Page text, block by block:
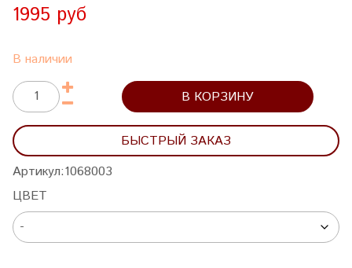
1995 руб
В наличии
В КОРЗИНУ
БЫСТРЫЙ ЗАКАЗ
Артикул:1068003
ЦВЕТ